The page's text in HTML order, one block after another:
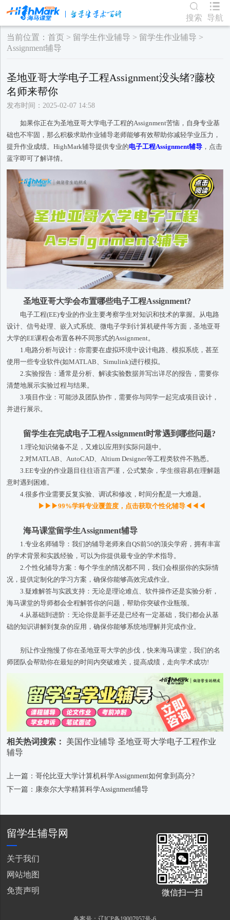
搜索 导航
当前位置：首页 > 留学生作业辅导 > 留学生作业辅导 >
Assignment辅导
圣地亚哥大学电子工程Assignment没头绪?藤校
名师来帮你
发布时间：2025-02-07 14:58
如果你正在为圣地亚哥大学电子工程的Assignment苦恼，自身专业基
础也不牢固，那么积极求助作业辅导老师能够有效帮助你减轻学业压力，
提升作业成绩。HighMark辅导提供专业的电子工程Assignment辅导 ，点击
蓝字即可了解详情。
圣地亚哥大学会布置哪些电子工程Assignment?
电子工程(EE)专业的作业主要考察学生对知识和技术的掌握。从电路
设计、信号处理、嵌入式系统、微电子学到计算机硬件等方面，圣地亚哥
大学的EE课程会布置各种不同形式的Assignment。
1.电路分析与设计：你需要在虚拟环境中设计电路、模拟系统，甚至
使用一些专业软件(如MATLAB、Simulink)进行模拟。
2.实验报告：通常是分析、解读实验数据并写出详尽的报告，需要你
清楚地展示实验过程与结果。
3.项目作业：可能涉及团队协作，需要你与同学一起完成项目设计，
并进行展示。
留学生在完成电子工程Assignment时常遇到哪些问题?
1.理论知识储备不足，又难以应用到实际问题中。
2.对MATLAB、AutoCAD、Altium Designer等工程类软件不熟悉。
3.EE专业的作业题目往往语言严谨，公式繁杂，学生很容易在理解题
意时遇到困难。
4.很多作业需要反复实验、调试和修改，时间分配是一大难题。
▶▶▶99%学科专业覆盖度，点击获取个性化辅导◀◀◀
海马课堂留学生Assignment辅导
1.专业名师辅导：我们的辅导老师来自QS前50的顶尖学府，拥有丰富
的学术背景和实践经验，可以为你提供最专业的学术指导。
2.个性化辅导方案：每个学生的情况都不同，我们会根据你的实际情
况，提供定制化的学习方案，确保你能够高效完成作业。
3.疑难解答与实践支持：无论是理论难点、软件操作还是实验分析，
海马课堂的导师都会全程解答你的问题，帮助你突破作业瓶颈。
4.从基础到进阶：无论你是新手还是已经有一定基础，我们都会从基
础的知识讲解到复杂的应用，确保你能够系统地理解并完成作业。
别让作业拖慢了你在圣地亚哥大学的步伐，快来海马课堂，我们的名
师团队会帮助你在最短的时间内突破难关，提高成绩，走向学术成功!
相关热词搜索： 美国作业辅导 圣地亚哥大学电子工程作业
辅导
上一篇：哥伦比亚大学计算机科学Assignment如何拿到高分?
下一篇：康奈尔大学精算科学Assignment辅导
留学生辅导网
关于我们
网站地图
免责声明
微信扫一扫